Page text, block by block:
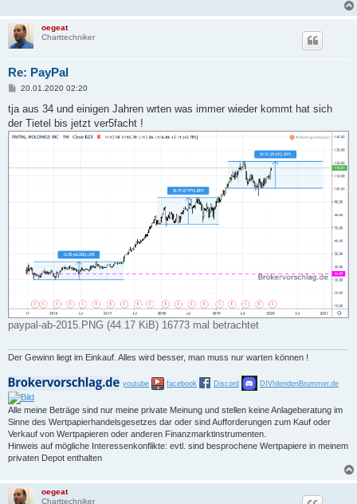
oegeat
Charttechniker
Re: PayPal
B
i
r
a
20.01.2020 02:20
tja aus 34 und einigen Jahren wrten was immer wieder kommt hat sich
der Tietel bis jetzt ver5facht !
paypal-ab-2015.PNG (44.17 KiB) 16773 mal betrachtet
Der Gewinn liegt im Einkauf. Alles wird besser, man muss nur warten können !
youtube facebook Discord DIVIdendenBrummer.de
Alle meine Beträge sind nur meine private Meinung und stellen keine Anlageberatung im
Sinne des Wertpapierhandelsgesetzes dar oder sind Aufforderungen zum Kauf oder
Verkauf von Wertpapieren oder anderen Finanzmarktinstrumenten.
Hinweis auf mögliche Interessenkonflikte: evtl. sind besprochene Wertpapiere in meinem
privaten Depot enthalten
oegeat
Charttechniker